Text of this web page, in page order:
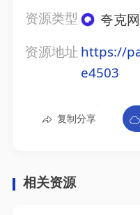
资源类型
夸克
资源地址 https://
e4503
复制分享
相关资源